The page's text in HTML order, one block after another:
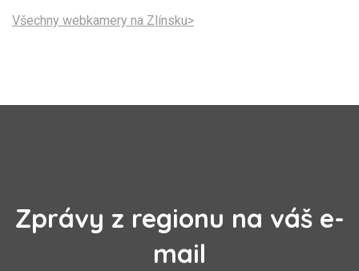
Všechny webkamery na Zlínsku>
Zprávy z regionu na váš e-
mail